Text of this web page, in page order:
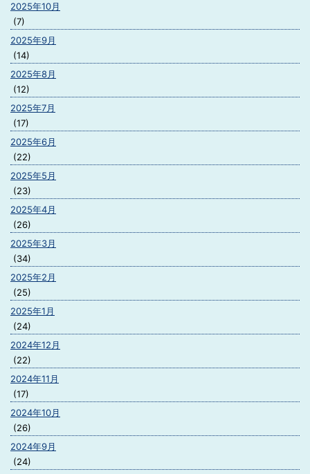
2025年10月
(7)
2025年9月
(14)
2025年8月
(12)
2025年7月
(17)
2025年6月
(22)
2025年5月
(23)
2025年4月
(26)
2025年3月
(34)
2025年2月
(25)
2025年1月
(24)
2024年12月
(22)
2024年11月
(17)
2024年10月
(26)
2024年9月
(24)